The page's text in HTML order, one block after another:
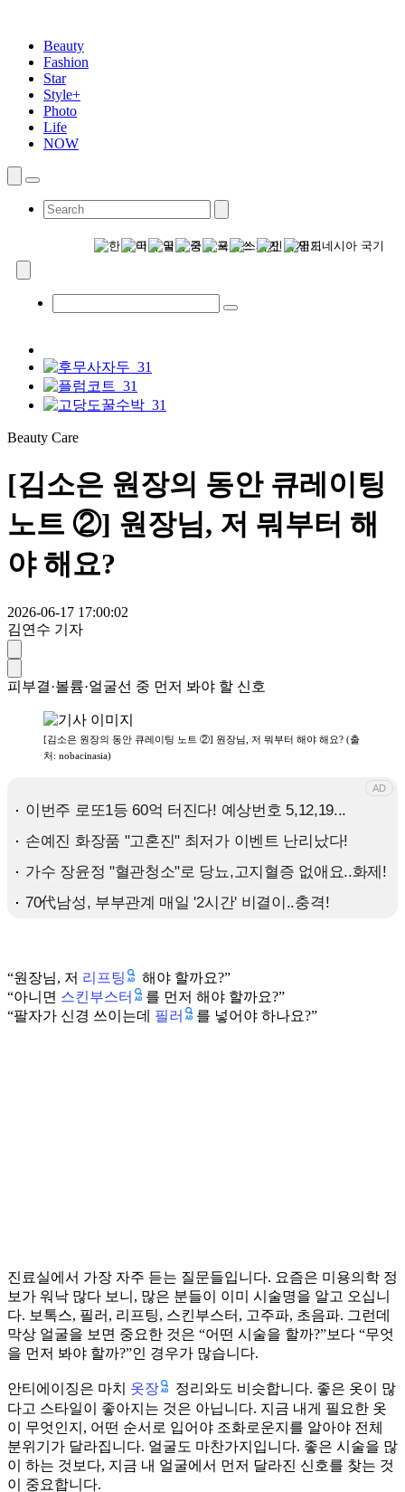
Beauty
Fashion
Star
Style+
Photo
Life
NOW
Beauty Care
[김소은 원장의 동안 큐레이팅
노트 ②] 원장님, 저 뭐부터 해
야 해요?
2026-06-17 17:00:02
김연수 기자
피부결·볼륨·얼굴선 중 먼저 봐야 할 신호
[김소은 원장의 동안 큐레이팅 노트 ②] 원장님, 저 뭐부터 해야 해요? (출
처: nobacinasia)
“원장님, 저 리프팅
해야 할까요?”
“아니면 스킨부스터
를 먼저 해야 할까요?”
“팔자가 신경 쓰이는데 필러 를 넣어야 하나요?”
진료실에서 가장 자주 듣는 질문들입니다. 요즘은 미용의학 정
보가 워낙 많다 보니, 많은 분들이 이미 시술명을 알고 오십니
다. 보톡스, 필러, 리프팅, 스킨부스터, 고주파, 초음파. 그런데
막상 얼굴을 보면 중요한 것은 “어떤 시술을 할까?”보다 “무엇
을 먼저 봐야 할까?”인 경우가 많습니다.
안티에이징은 마치 옷장
정리와도 비슷합니다. 좋은 옷이 많
다고 스타일이 좋아지는 것은 아닙니다. 지금 내게 필요한 옷
이 무엇인지, 어떤 순서로 입어야 조화로운지를 알아야 전체
분위기가 달라집니다. 얼굴도 마찬가지입니다. 좋은 시술을 많
이 하는 것보다, 지금 내 얼굴에서 먼저 달라진 신호를 찾는 것
이 중요합니다.